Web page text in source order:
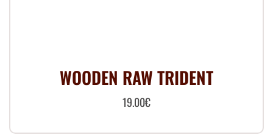
WOODEN RAW TRIDENT
19.00€